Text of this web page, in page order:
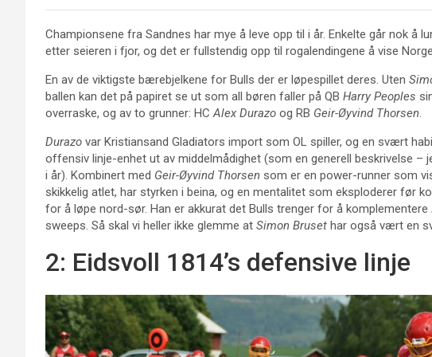
Championsene fra Sandnes har mye å leve opp til i år. Enkelte går nok å
etter seieren i fjor, og det er fullstendig opp til rogalendingene å vise
En av de viktigste bærebjelkene for Bulls der er løpespillet deres. Uten
ballen kan det på papiret se ut som all børen faller på QB Harry Peoples
overraske, og av to grunner: HCAlex Durazo og RB Geir-Øyvind Thorsen.
Durazo var Kristiansand Gladiators import som OL spiller, og en svært
offensiv linje-enhet ut av middelmådighet (som en generell beskrivelse –
i år). Kombinert med Geir-Øyvind Thorsen som er en power-runner som
skikkelig atlet, har styrken i beina, og en mentalitet som eksploderer før
for å løpe nord-sør. Han er akkurat det Bulls trenger for å komplementere
sweeps. Så skal vi heller ikke glemme at Simon Bruset har også vært en
2: Eidsvoll 1814’s defensive linje